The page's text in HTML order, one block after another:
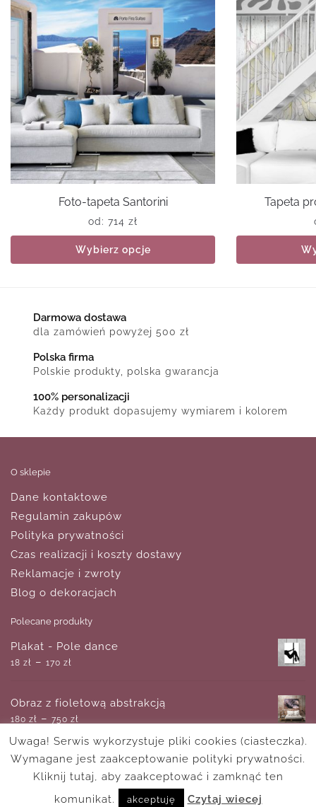
Foto-tapeta Santorini
od: 714 zł
Wybierz opcje
Tapeta
Darmowa dostawa
dla zamówień powyżej 500 zł
Polska firma
Polskie produkty, polska gwarancja
100% personalizacji
Każdy produkt dopasujemy wymiarem i kolorem
O sklepie
Dane kontaktowe
Regulamin zakupów
Polityka prywatności
Czas realizacji i koszty dostawy
Reklamacje i zwroty
Blog o dekoracjach
Polecane produkty
Plakat - Pole dance
18 zł – 170 zł
Obraz z fioletową abstrakcją
180 zł – 750 zł
Plakat - Dobranoc
– 110 zł
Uwaga! Serwis wykorzystuje pliki cookies (ciasteczka).
Wymagane jest zaakceptowanie polityki prywatności.
Kliknij tutaj, aby zaakceptować i zamknąć ten
komunikat.
akceptuję Czytaj wiecej